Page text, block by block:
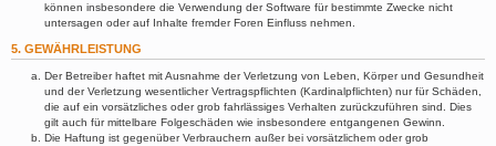
können insbesondere die Verwendung der Software für bestimmte Zwecke nicht
untersagen oder auf Inhalte fremder Foren Einfluss nehmen.
5. GEWÄHRLEISTUNG
Der Betreiber haftet mit Ausnahme der Verletzung von Leben, Körper und Gesundheit
und der Verletzung wesentlicher Vertragspflichten (Kardinalpflichten) nur für Schäden,
die auf ein vorsätzliches oder grob fahrlässiges Verhalten zurückzuführen sind. Dies
gilt auch für mittelbare Folgeschäden wie insbesondere entgangenen Gewinn.
Die Haftung ist gegenüber Verbrauchern außer bei vorsätzlichem oder grob